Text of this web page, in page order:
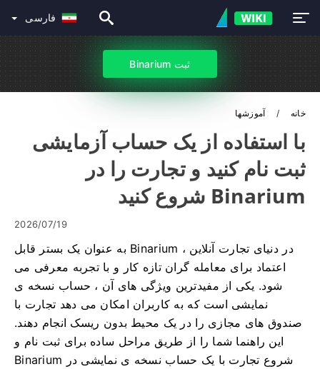
فارسی
ثبت Binarium
خانه آموزشها
با استفاده از یک حساب آزمایشی
ثبت نام کنید و تجارت را در
Binarium شروع کنید
2026/07/19
در دنیای تجارت آنلاین ، Binarium به عنوان یک بستر قابل
اعتماد برای معامله گران تازه کار و با تجربه معرفی می
شود. یکی از مفیدترین ویژگی های آن ، حساب نسخه ی
نمایشی است که به کاربران امکان می دهد تجارت با
صندوق های مجازی را در یک محیط بدون ریسک انجام دهند.
این راهنما شما را از طریق مراحل ساده برای ثبت نام و
شروع تجارت با یک حساب نسخه ی نمایشی در Binarium